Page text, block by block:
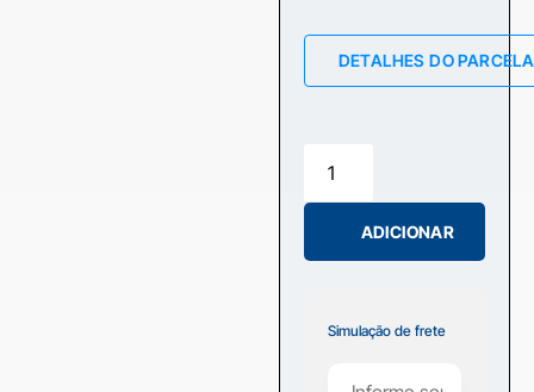
DETALHES DO
ADICIONAR
Simulação de frete